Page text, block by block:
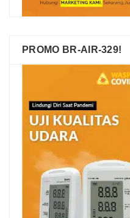
PROMO BR-AIR-329!